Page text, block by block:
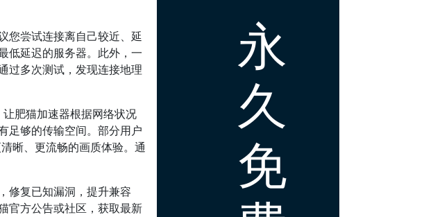
您尝试连接离自己较近、延
低延迟的服务器。此外，一
过多次测试，发现连接地理
肥猫加速器根据网络状况
足够的传输空间。部分用户
晰、更流畅的画质体验。通
修复已知漏洞，提升兼容
官方公告或社区，获取最新
永
久
免